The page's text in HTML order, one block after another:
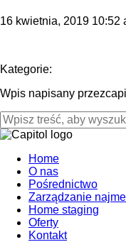
16 kwietnia, 2019 10:52
Kategorie:
Wpis napisany
Home
O nas
Pośrednictwo
Zarządzanie
Home staging
Oferty
Kontakt